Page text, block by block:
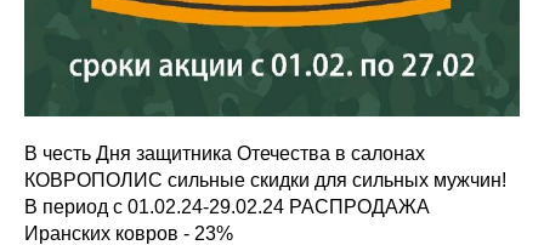
В честь Дня защитника Отечества в салонах
КОВРОПОЛИС сильные скидки для сильных мужчин!
В период с 01.02.24-29.02.24 РАСПРОДАЖА
Иранских ковров - 23%